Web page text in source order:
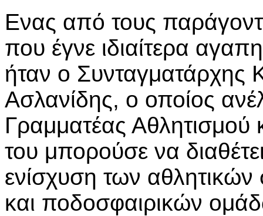
Ενας από τους
που έγνε ιδιαίτερα
ήταν ο Συνταγματάρχης
Ασλανίδης, ο οποίος
Γραμματέας Αθλητισμού
του μπορούσε να
ενίσχυση των
και ποδοσφαιρικών